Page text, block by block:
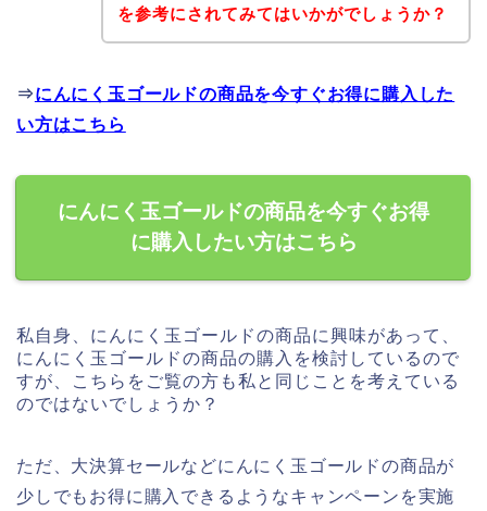
を参考にされてみてはいかがでしょうか？
⇒にんにく玉ゴールドの商品を今すぐお得に購入した
い方はこちら
にんにく玉ゴールドの商品を今すぐお得
に購入したい方はこちら
私自身、にんにく玉ゴールドの商品に興味があって、
にんにく玉ゴールドの商品の購入を検討しているので
すが、こちらをご覧の方も私と同じことを考えている
のではないでしょうか？
ただ、大決算セールなどにんにく玉ゴールドの商品が
少しでもお得に購入できるようなキャンペーンを実施